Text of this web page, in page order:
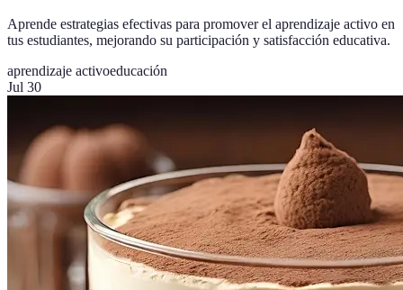
Aprende estrategias efectivas para promover el aprendizaje activo en
tus estudiantes, mejorando su participación y satisfacción educativa.
aprendizaje activoeducación
Jul 30